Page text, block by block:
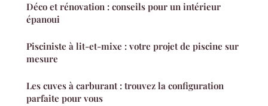
Déco et rénovation : conseils pour un intérieur
épanoui
Pisciniste à lit-et-mixe : votre projet de piscine sur
mesure
Les cuves à carburant : trouvez la configuration
parfaite pour vous